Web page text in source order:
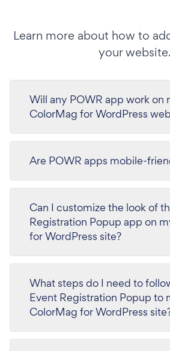
Learn more about how to
your website.
Will any POWR app work on
ColorMag for WordPress
Are POWR apps mobile-
Can I customize the look of
Registration Popup app on
for WordPress site?
What steps do I need to
Event Registration Popup to
ColorMag for WordPress